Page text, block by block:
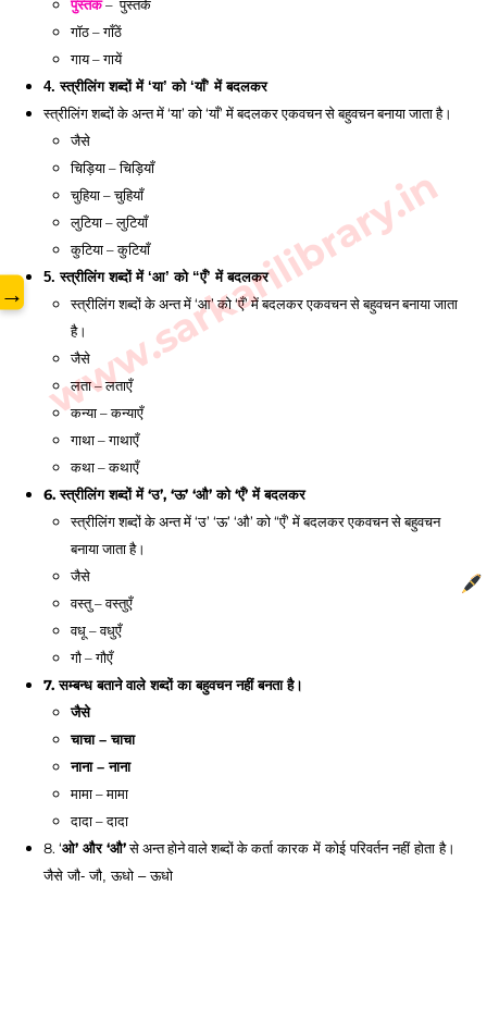
पुस्तक –  पुस्तकें
गॉठ – गाँठें
गाय – गायें
4. स्त्रीलिंग शब्दों में ‘या’ को ‘याँ’ में बदलकर
स्त्रीलिंग शब्दों के अन्त में ‘या’ को ‘याँ’ में बदलकर एकवचन से बहुवचन बनाया जाता है।
जैसे
चिड़िया – चिड़ियाँ
चुहिया – चुहियाँ
लुटिया – लुटियाँ
कुटिया – कुटियाँ
5. स्त्रीलिंग शब्दों में ‘आ’ को “एँ’ में बदलकर
स्त्रीलिंग शब्दों के अन्त में ‘आ’ को ‘एँ’ में बदलकर एकवचन से बहुवचन बनाया जाता
है।
जैसे
लता – लताएँ
कन्या – कन्याएँ
गाथा – गाथाएँ
कथा – कथाएँ
6. स्त्रीलिंग शब्दों में ‘उ’, ‘ऊ’ ‘औ’ को ‘एँ’ में बदलकर
स्त्रीलिंग शब्दों के अन्त में ‘उ’ ‘ऊ’ ‘औ’ को “एँ’ में बदलकर एकवचन से बहुवचन
बनाया जाता है।
जैसे
वस्तु – वस्तुएँ
वधू – वधुएँ
गौ – गौएँ
7. सम्बन्ध बताने वाले शब्दों का बहुवचन नहीं बनता है।
जैसे
चाचा – चाचा
नाना – नाना
मामा – मामा
दादा – दादा
8. ‘ओ’ और ‘औ’ से अन्त होने वाले शब्दों के कर्ता कारक में कोई परिवर्तन नहीं होता है।
जैसे जौ- जौ, ऊधो – ऊधो
www.sarkarilibrary.in
→